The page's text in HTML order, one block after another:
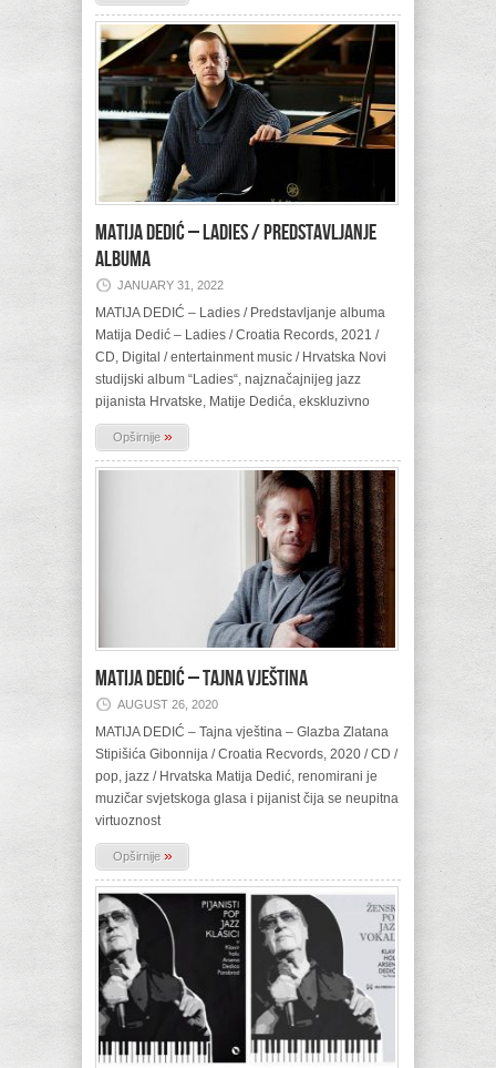
MATIJA DEDIĆ – Ladies / Predstavljanje
albuma
JANUARY 31, 2022
MATIJA DEDIĆ – Ladies / Predstavljanje albuma
Matija Dedić – Ladies / Croatia Records, 2021 /
CD, Digital / entertainment music / Hrvatska Novi
studijski album “Ladies“, najznačajnijeg jazz
pijanista Hrvatske, Matije Dedića, ekskluzivno
Opširnije »
MATIJA DEDIĆ – Tajna vještina
AUGUST 26, 2020
MATIJA DEDIĆ – Tajna vještina – Glazba Zlatana
Stipišića Gibonnija / Croatia Recvords, 2020 / CD /
pop, jazz / Hrvatska Matija Dedić, renomirani je
muzičar svjetskoga glasa i pijanist čija se neupitna
virtuoznost
Opširnije »